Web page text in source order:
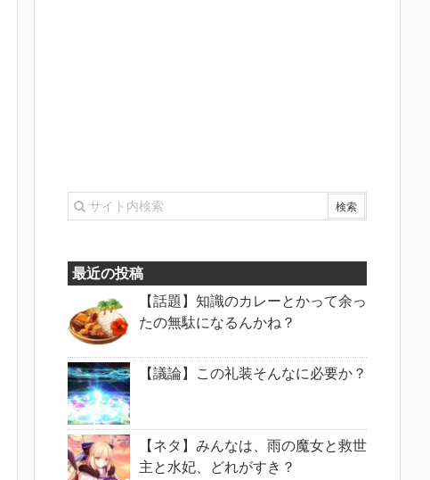
最近の投稿
【話題】知識のカレーとかって余っ
たの無駄になるんかね？
【議論】この礼装そんなに必要か？
【ネタ】みんなは、雨の魔女と救世
主と水妃、どれがすき？